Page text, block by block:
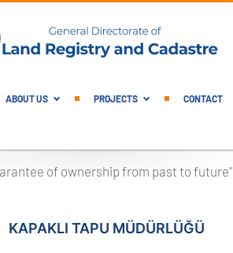
Main Menu
ABOUT US PROJECTS CONTACT
of ownership from past to future"
KAPAKLI TAPU MÜDÜRLÜĞÜ